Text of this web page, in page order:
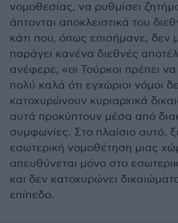
νομοθεσίας, να ρυθμίσει
άπτονται αποκλειστικά του
κάτι που, όπως επισήμανε, δεν
παράγει κανένα διεθνές
ανέφερε, «οι Τούρκοι πρέπει
πολύ καλά ότι εγχώριοι νόμοι
κατοχυρώνουν κυριαρχικά
αυτά προκύπτουν μέσα από
συμφωνίες. Στο πλαίσιο αυτό,
εσωτερική νομοθέτηση μιας
απευθύνεται μόνο στο
και δεν κατοχυρώνει
επίπεδο.